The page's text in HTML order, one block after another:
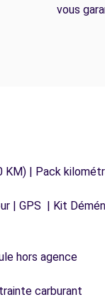
vous
| Pack
| GPS | Kit
hors agence
carburant